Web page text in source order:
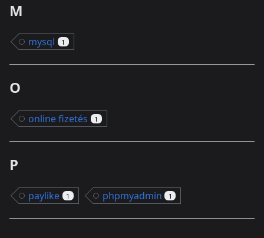
M
mysql 1
O
online fizetés 1
P
paylike 1 phpmyadmin 1